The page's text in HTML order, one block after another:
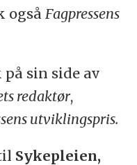
også Fagpressens
sin side av
redaktør,
utviklingspris.
Sykepleien,